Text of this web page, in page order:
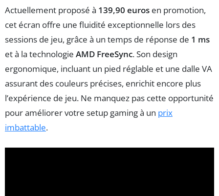
Actuellement proposé à 139,90 euros en promotion,
cet écran offre une fluidité exceptionnelle lors des
sessions de jeu, grâce à un temps de réponse de 1 ms
et à la technologie AMD FreeSync. Son design
ergonomique, incluant un pied réglable et une dalle VA
assurant des couleurs précises, enrichit encore plus
l’expérience de jeu. Ne manquez pas cette opportunité
pour améliorer votre setup gaming à un prix
imbattable.